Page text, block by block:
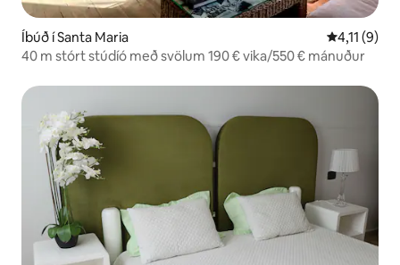
Íbúð í Santa Maria 4,11 af 5 í
4,11 (9)
40 m stórt stúdíó með svölum 190 € vika/550 € mánuður